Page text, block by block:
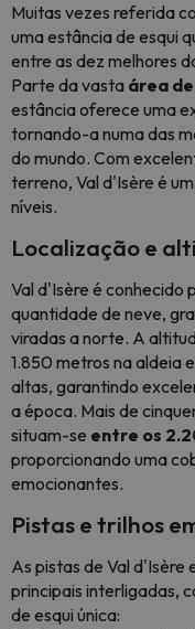
Muitas vezes referida
uma estância de esqui
entre as dez melhores
Parte da vasta área
estância oferece uma
tornando-a numa das
do mundo. Com
terreno, Val d'Isère é
níveis.
Localização e
Val d'Isère é conhecido
quantidade de neve,
viradas a norte. A
1.850 metros na aldeia
altas, garantindo
a época. Mais de
situam-se entre os
proporcionando uma
emocionantes.
Pistas e trilhos
As pistas de Val d'Isère
principais interligadas,
de esqui única: